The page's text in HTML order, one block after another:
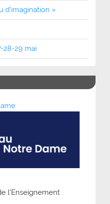
d’imagination »
28-29 mai
l’Enseignement